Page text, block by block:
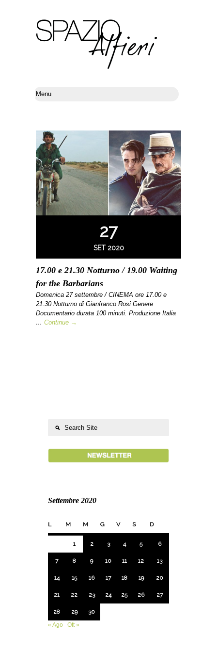
27
SET 2020
17.00 e 21.30 Notturno / 19.00 Waiting
for the Barbarians
Domenica 27 settembre / CINEMA ore 17.00 e
21.30 Notturno di Gianfranco Rosi Genere
Documentario durata 100 minuti. Produzione Italia
… Continue →
Settembre 2020
L M M G V S D
1 2 3 4 5 6
7 8 9 10 11 12 13
14 15 16 17 18 19 20
21 22 23 24 25 26 27
28 29
30
« Ago
Ott »